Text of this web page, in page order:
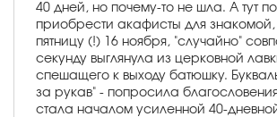
40 дней, но почему-то не шла. А тут
приобрести акафисты для
пятницу (!) 16 ноября, "случайно"
секунду выглянула из церковной
спешащего к выходу батюшку.
за рукав" - попросила
стала началом усиленной 40-